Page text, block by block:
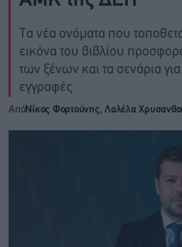
Τα νέα ονόματα που
εικόνα του βιβλίου
των ξένων και τα σενάρια
εγγραφές
ΑπόΝίκος Φορτούνης, Λαλέλα